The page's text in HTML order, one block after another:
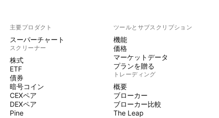
主要プロダクト
スーパーチャート
スクリーナー
株式
ETF
債券
暗号コイン
CEXペア
DEXペア
Pine
ツールとサブスクリプション
機能
価格
マーケットデータ
プランを贈る
トレーディング
概要
ブローカー
ブローカー比較
The Leap